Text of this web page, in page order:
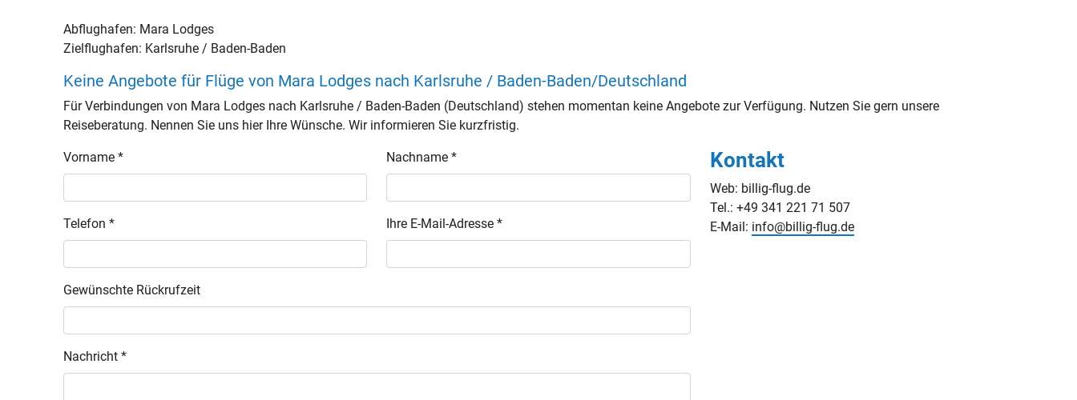
Abflughafen: Mara Lodges
Zielflughafen: Karlsruhe / Baden-Baden
Keine Angebote für Flüge von Mara Lodges nach Karlsruhe / Baden-Baden/Deutschland
Für Verbindungen von Mara Lodges nach Karlsruhe / Baden-Baden (Deutschland) stehen momentan keine Angebote zur Verfügung. Nutzen Sie gern unsere
Reiseberatung. Nennen Sie uns hier Ihre Wünsche. Wir informieren Sie kurzfristig.
Vorname * Nachname *
Telefon * Ihre E-Mail-Adresse *
Gewünschte Rückrufzeit
Nachricht *
Kontakt
Web: billig-flug.de
Tel.: +49 341 221 71 507
E-Mail: info@billig-flug.de